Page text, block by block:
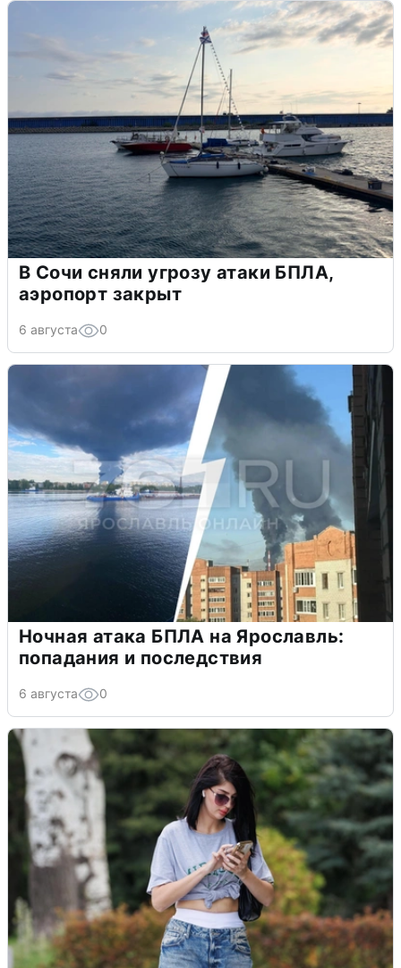
В Сочи сняли угрозу атаки БПЛА,
аэропорт закрыт
6 августа 0
Ночная атака БПЛА на Ярославль:
попадания и последствия
6 августа 0